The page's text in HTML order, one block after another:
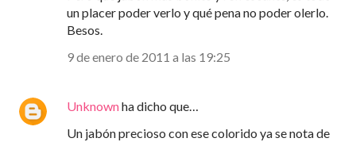
un placer poder verlo y qué pena no poder olerlo.
Besos.
9 de enero de 2011 a las 19:25
Unknownha dicho que…
Un jabón precioso con ese colorido ya se nota de